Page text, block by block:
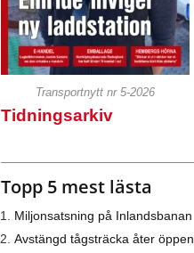
Transportnytt nr 5-2026
Tidningsarkiv
Topp 5 mest lästa
Miljonsatsning på Inlandsbanan
Avstängd tågsträcka åter öppen